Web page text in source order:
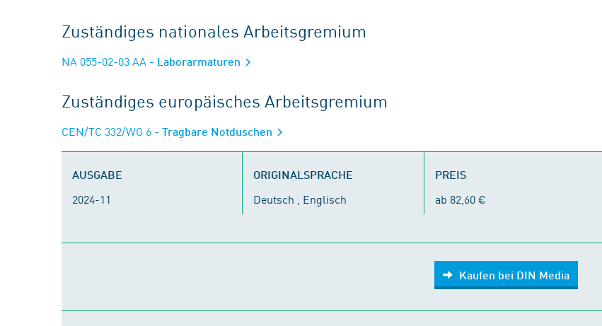
Zuständiges nationales Arbeitsgremium
NA 055-02-03 AA - Laborarmaturen
Zuständiges europäisches Arbeitsgremium
CEN/TC 332/WG 6 - Tragbare Notduschen
AUSGABE
2024-11
ORIGINALSPRACHE
Deutsch , Englisch
PREIS
ab 82,60 €
Kaufen bei DIN Media